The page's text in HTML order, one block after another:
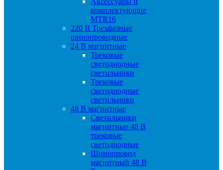
комплектующие
MTR16
220 B Трехфазные
шинопроводные
24 B магнитные
Трековые
светодиодные
светильники
Трековые
светодиодные
светильники
48 B магнитные
Светильники
магнитные 48 В
трековые
светодиодные
Шинопровод
магнитный 48 В